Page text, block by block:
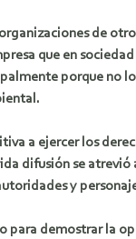
de
que en
porque no
a ejercer los
difusión se
y
para demostrar la